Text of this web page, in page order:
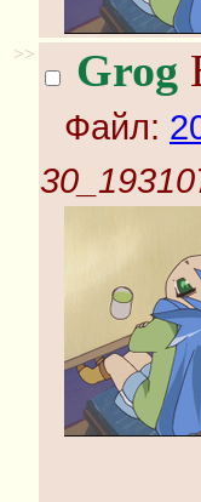
>> Grog
Файл: